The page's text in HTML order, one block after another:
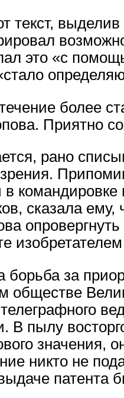
текст,
это «с
более
Приятно
рано
зрения.
сказала
борьба за
обществе
телеграфного
В пылу
значения,
никто не
патента